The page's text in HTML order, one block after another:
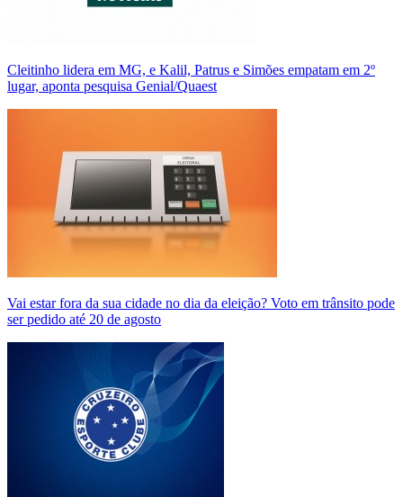
Cleitinho lidera em MG, e Kalil, Patrus e Simões empatam em 2º
lugar, aponta pesquisa Genial/Quaest
Vai estar fora da sua cidade no dia da eleição? Voto em trânsito pode
ser pedido até 20 de agosto